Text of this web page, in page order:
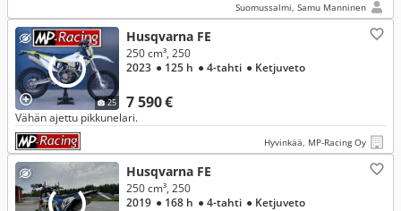
Suomussalmi, Samu Manninen
25
Husqvarna FE
7 590 €
250 cm³, 250
2023 ● 125 h ● 4-tahti ● Ketjuveto
Vähän ajettu pikkunelari.
Hyvinkää, MP-Racing Oy
Husqvarna FE
250 cm³, 250
2019 ● 168 h ● 4-tahti ● Ketjuveto